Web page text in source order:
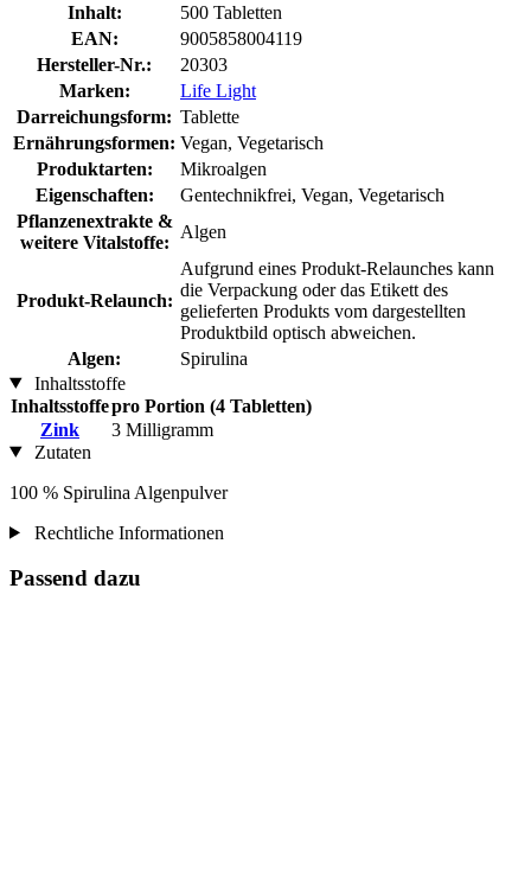
Inhalt:
500 Tabletten
EAN:
9005858004119
Hersteller-Nr.:
20303
Marken:
Life Light
Darreichungsform: Tablette
Ernährungsformen: Vegan, Vegetarisch
Produktarten:
Mikroalgen
Eigenschaften:
Gentechnikfrei, Vegan, Vegetarisch
Pflanzenextrakte &
weitere Vitalstoffe:
Algen
Produkt-Relaunch:
Aufgrund eines Produkt-Relaunches kann
die Verpackung oder das Etikett des
gelieferten Produkts vom dargestellten
Produktbild optisch abweichen.
Algen:
Spirulina
Inhaltsstoffe
Inhaltsstoffepro Portion (4 Tabletten)
Zink
3 Milligramm
Zutaten
100 % Spirulina Algenpulver
Rechtliche Informationen
Passend dazu